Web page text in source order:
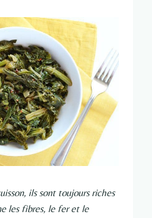
ils sont toujours riches
les fibres, le fer et le